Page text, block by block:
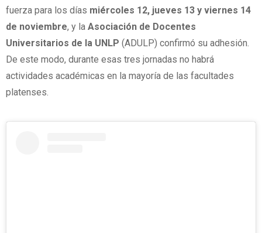
fuerza para los días miércoles 12, jueves 13 y viernes 14
de noviembre, y la Asociación de Docentes
Universitarios de la UNLP (ADULP) confirmó su adhesión.
De este modo, durante esas tres jornadas no habrá
actividades académicas en la mayoría de las facultades
platenses.